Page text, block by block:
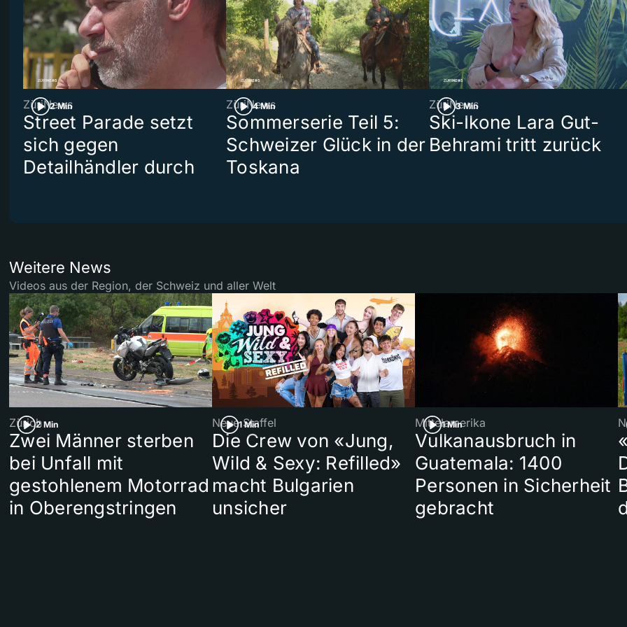
2 Min
ZüriNews
Street Parade setzt
sich gegen
Detailhändler durch
4 Min
ZüriNews
Sommerserie Teil 5:
Schweizer Glück in der
Toskana
3 Min
ZüriNews
Ski-Ikone Lara Gut-
Behrami tritt zurück
Weitere News
Videos aus der Region, der Schweiz und aller Welt
2 Min
Zürich
Zwei Männer sterben
bei Unfall mit
gestohlenem Motorrad
in Oberengstringen
1 Min
Neue Staffel
Die Crew von «Jung,
Wild & Sexy: Refilled»
macht Bulgarien
unsicher
1 Min
Mittelamerika
Vulkanausbruch in
Guatemala: 1400
Personen in Sicherheit
gebracht